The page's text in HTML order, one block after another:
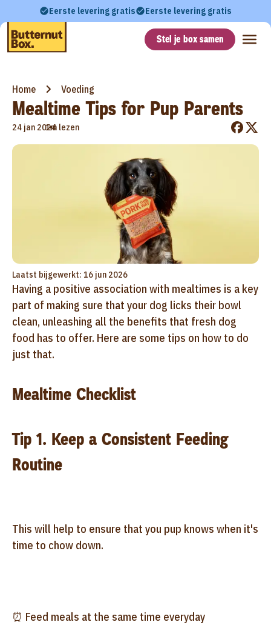
Eerste levering gratis Eerste levering gratis
Stel je box samen
Home Voeding
Mealtime Tips for Pup Parents
24 jan 2024
•
1m lezen
Laatst bijgewerkt: 16 jun 2026
Having a positive association with mealtimes is a key
part of making sure that your dog licks their bowl
clean, unleashing all the benefits that fresh dog
food has to offer. Here are some tips on how to do
just that.
Mealtime Checklist
Tip 1. Keep a Consistent Feeding
Routine
This will help to ensure that you pup knows when it's
time to chow down.
⏰ Feed meals at the same time everyday